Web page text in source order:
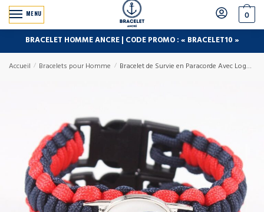
MENU 0
BRACELET HOMME ANCRE | CODE PROMO : « BRACELET10 »
Accueil / Bracelets pour Homme / Bracelet de Survie en Paracorde Avec Logo Équipe de Foot US Henry